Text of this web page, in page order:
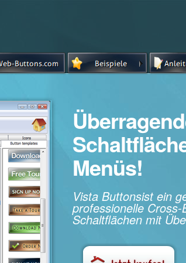
Menüs!
Vista Buttonsist ein
professionelle
Schaltflächen mit